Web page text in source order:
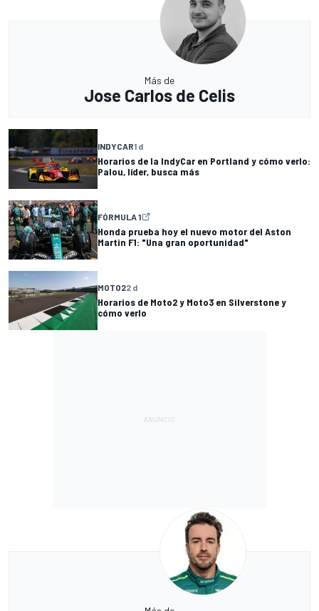
Más de
Jose Carlos de Celis
INDYCAR1 d
Horarios de la IndyCar en Portland y cómo verlo:
Palou, líder, busca más
FÓRMULA 1
Honda prueba hoy el nuevo motor del Aston
Martin F1: "Una gran oportunidad"
MOTO22 d
Horarios de Moto2 y Moto3 en Silverstone y
cómo verlo